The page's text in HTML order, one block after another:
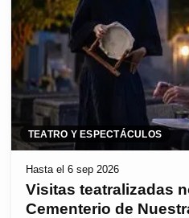
TEATRO Y ESPECTÁCULOS
Hasta el 6 sep 2026
Visitas teatralizadas
Cementerio de